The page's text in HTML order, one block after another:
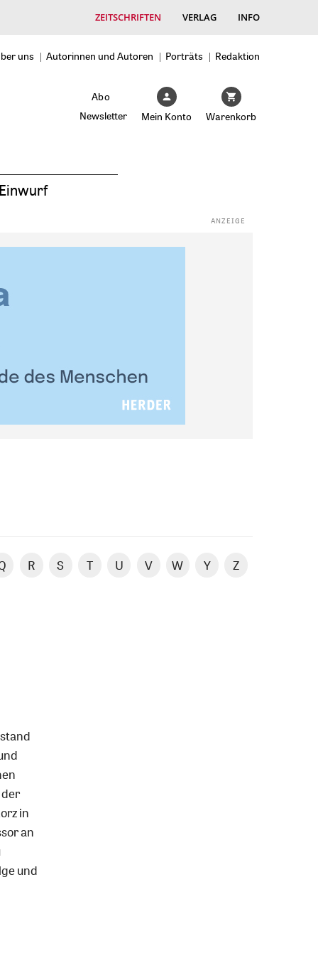
ZEITSCHRIFTEN VERLAG INFO
uns Autorinnen und Autoren Porträts
Redaktion
Abo
Newsletter
Mein Konto Warenkorb
Einwurf
R S T U V W Y Z
in
an
und